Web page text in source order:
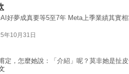
好夢成真要等5至7年 Meta上季業績其實相
年10月31日
定，怎麼她說：「介紹」呢？莫非她是扯皮